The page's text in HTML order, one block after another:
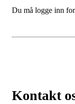
Du må logge inn
Kontakt